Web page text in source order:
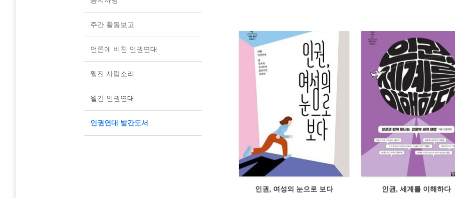
주간 활동보고
언론에 비친 인권연대
웹진 사람소리
월간 인권연대
인권연대 발간도서
인권, 여성의 눈으로 보다 인권, 세계를 이해하다